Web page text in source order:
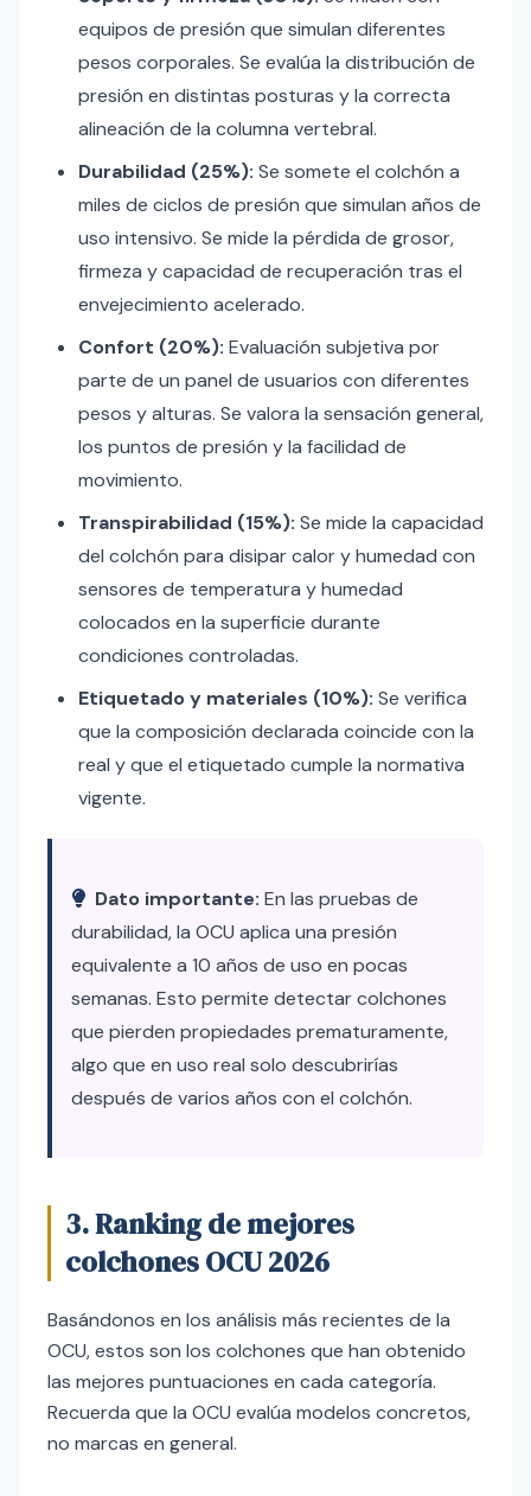
equipos de presión que simulan diferentes
pesos corporales. Se evalúa la distribución de
presión en distintas posturas y la correcta
alineación de la columna vertebral.
Durabilidad (25%): Se somete el colchón a
miles de ciclos de presión que simulan años de
uso intensivo. Se mide la pérdida de grosor,
firmeza y capacidad de recuperación tras el
envejecimiento acelerado.
Confort (20%): Evaluación subjetiva por
parte de un panel de usuarios con diferentes
pesos y alturas. Se valora la sensación general,
los puntos de presión y la facilidad de
movimiento.
Transpirabilidad (15%): Se mide la capacidad
del colchón para disipar calor y humedad con
sensores de temperatura y humedad
colocados en la superficie durante
condiciones controladas.
Etiquetado y materiales (10%): Se verifica
que la composición declarada coincide con la
real y que el etiquetado cumple la normativa
vigente.
Dato importante: En las pruebas de
durabilidad, la OCU aplica una presión
equivalente a 10 años de uso en pocas
semanas. Esto permite detectar colchones
que pierden propiedades prematuramente,
algo que en uso real solo descubrirías
después de varios años con el colchón.
3. Ranking de mejores
colchones OCU 2026
Basándonos en los análisis más recientes de la
OCU, estos son los colchones que han obtenido
las mejores puntuaciones en cada categoría.
Recuerda que la OCU evalúa modelos concretos,
no marcas en general.